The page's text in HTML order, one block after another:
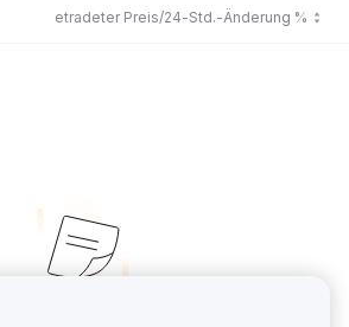
Zuletzt getradeter Preis/24-Std.-Änderung %